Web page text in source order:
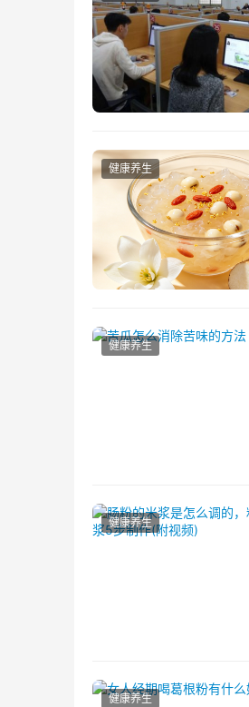
健康养生
健康养生
健康养生
健康养生